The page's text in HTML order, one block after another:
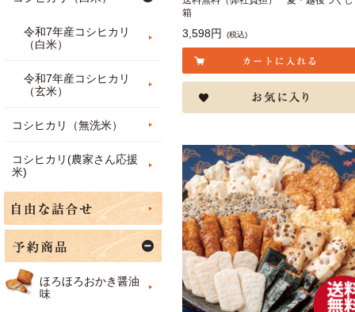
箱
3,598円 (税込)
令和7年産コシヒカリ
（白米）
令和7年産コシヒカリ
（玄米）
コシヒカリ（無洗米）
コシヒカリ(農家さん応援
米)
ほろほろおかき醤油
味